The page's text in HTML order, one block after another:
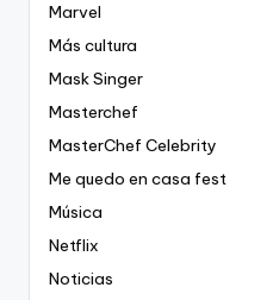
Marvel
Más cultura
Mask Singer
Masterchef
MasterChef Celebrity
Me quedo en casa fest
Música
Netflix
Noticias